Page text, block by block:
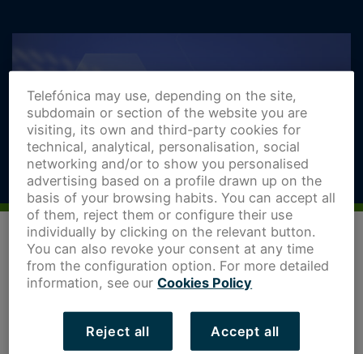
tecnología blockchaingana cada vez más popularidad
y es que las grandes ventajas que ofrece hacen que lo
merezca. A pesar de que su aparición se vincula a las
Telefónica may use, depending on the site,
subdomain or section of the website you are
visiting, its own and third-party cookies for
technical, analytical, personalisation, social
networking and/or to show you personalised
advertising based on a profile drawn up on the
basis of your browsing habits. You can accept all
of them, reject them or configure their use
individually by clicking on the relevant button.
You can also revoke your consent at any time
from the configuration option. For more detailed
information, see our Cookies Policy
Reject all Accept all